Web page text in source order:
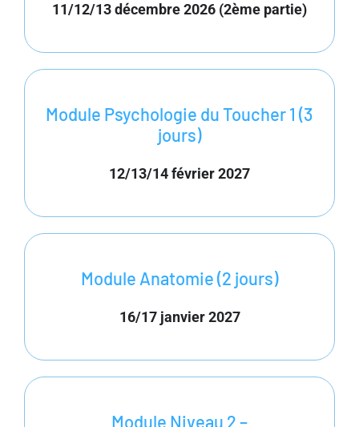
11/12/13 décembre 2026 (2ème partie)
Module Psychologie du Toucher 1 (3
jours)
12/13/14 février 2027
Module Anatomie (2 jours)
16/17 janvier 2027
Module Niveau 2 –